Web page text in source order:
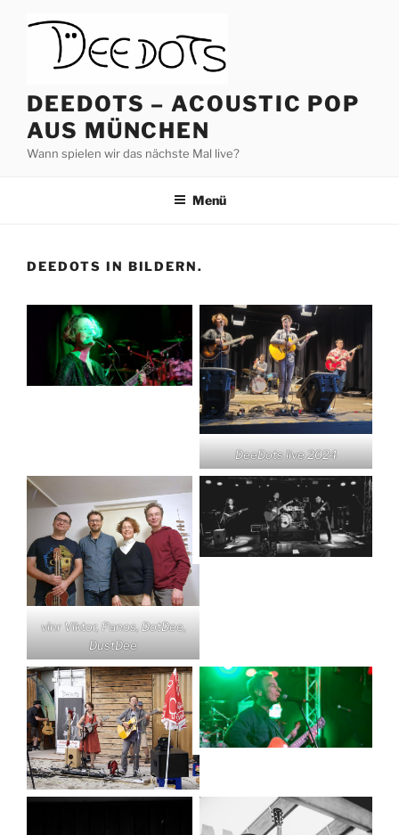
Inhalt
DEEDOTS – ACOUSTIC POP
AUS MÜNCHEN
Wann spielen wir das nächste Mal live?
Menü
DEEDOTS IN BILDERN.
DeeDots live 2024
vlnr Viktor, Panos, DotDee,
DustDee